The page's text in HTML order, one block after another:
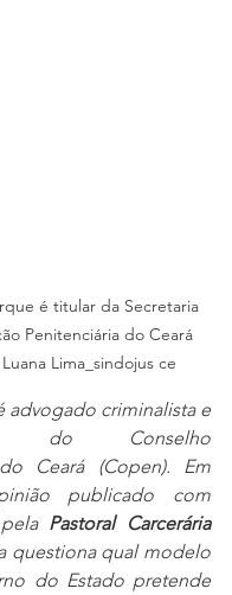
é titular da Secretaria
Penitenciária do Ceará
Lima_sindojus ce
advogado criminalista e
do Conselho
Ceará (Copen). Em
publicado com
Pastoral Carcerária
questiona qual modelo
do Estado pretende